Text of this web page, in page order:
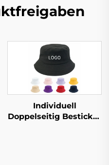
Individuell
Doppelseitig Bestickte